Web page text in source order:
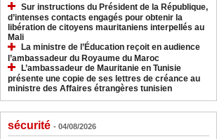
Sur instructions du Président de la République,
d’intenses contacts engagés pour obtenir la
libération de citoyens mauritaniens interpellés au
Mali
La ministre de l’Éducation reçoit en audience
l’ambassadeur du Royaume du Maroc
L’ambassadeur de Mauritanie en Tunisie
présente une copie de ses lettres de créance au
ministre des Affaires étrangères tunisien
sécurité - 04/08/2026